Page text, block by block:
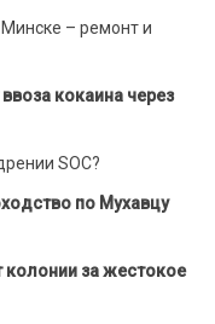
– ремонт и
кокаина через
SOC?
по Мухавцу
колонии за жестокое